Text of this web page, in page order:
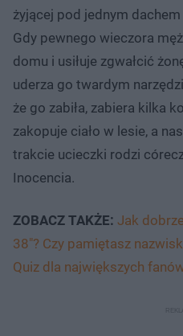
żyjącej pod jednym
Gdy pewnego wieczora
domu i usiłuje zgwałcić
uderza go twardym
że go zabiła, zabiera kilka
zakopuje ciało w lesie, a
trakcie ucieczki rodzi
Inocencia.
ZOBACZ TAKŻE: Jak
38"? Czy pamiętasz
Quiz dla największych